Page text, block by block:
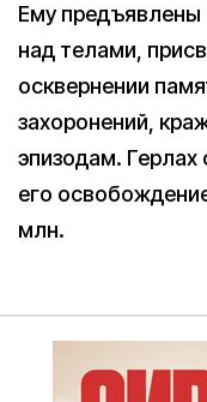
Ему предъявлены
над телами,
осквернении
захоронений,
эпизодам. Герлах
его
млн.